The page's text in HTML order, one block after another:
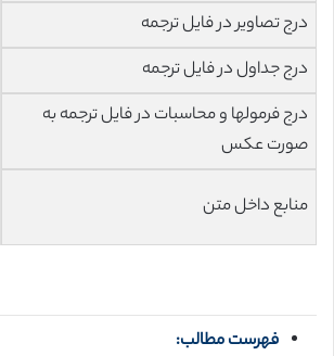
درج تصاویر در فایل ترجمه
درج جداول در فایل ترجمه
درج فرمولها و محاسبات در فایل ترجمه به
صورت عکس
منابع داخل متن
فهرست مطالب: